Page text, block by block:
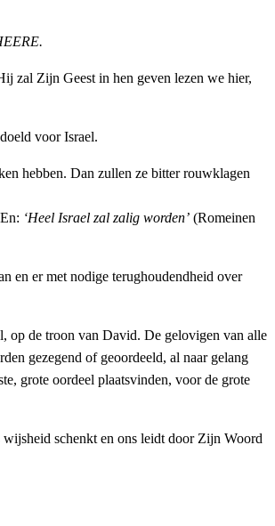
zal Zijn Geest in hen geven lezen we hier,
voor Israel.
hebben. Dan zullen ze bitter rouwklagen
‘Heel Israel zal zalig worden’ (Romeinen
en er met nodige terughoudendheid over
op de troon van David. De gelovigen van alle
gezegend of geoordeeld, al naar gelang
grote oordeel plaatsvinden, voor de grote
schenkt en ons leidt door Zijn Woord